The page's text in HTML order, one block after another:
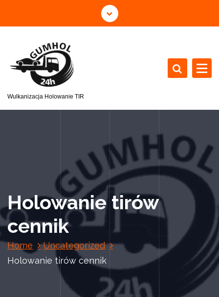
Wulkanizacja Holowanie TIR
Holowanie tirów
cennik
Home
Uncategorized
Holowanie tirów cennik